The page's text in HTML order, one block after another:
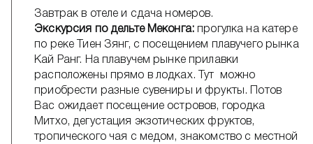
Завтрак в отеле и сдача номеров.
Экскурсия по дельте Меконга: прогулка на катере
по реке Тиен Зянг, с посещением плавучего рынка
Кай Ранг. На плавучем рынке прилавки
расположены прямо в лодках. Тут можно
приобрести разные сувениры и фрукты. Потов
Вас ожидает посещение островов, городка
Митхо, дегустация экзотических фруктов,
тропического чая с медом, знакомство с местной